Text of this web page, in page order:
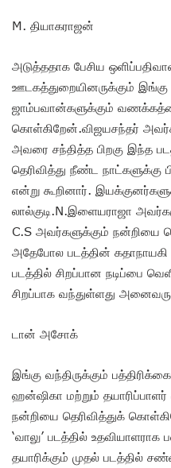
M. தியாகராஜன்
அடுத்ததாக பேசிய
ஊடகத்துறையினருக்கும் இங்கு
ஜாம்பவான்களுக்கும்
கொள்கிறேன்.விஜயசந்தர்
அவரை சந்தித்த பிறகு இந்த
தெரிவித்து நீண்ட
என்று கூறினார்.
லால்குடி.N.இளையராஜா
C.S அவர்களுக்கும் நன்றியை
அதேபோல படத்தின்
படத்தில் சிறப்பான நடிப்பை
சிறப்பாக வந்துள்ளது
டான் அசோக்
இங்கு வந்திருக்கும்
ஹன்ஷிகா மற்றும்
நன்றியை தெரிவித்துக்
‘வாலு’ படத்தில்
தயாரிக்கும் முதல் படத்தில்